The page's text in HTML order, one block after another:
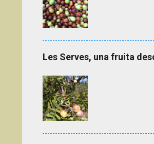
Les Serves, una fruita